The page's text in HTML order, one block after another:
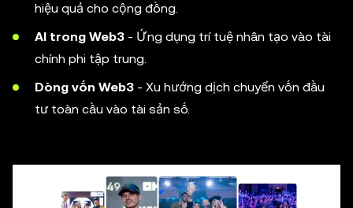
hiệu quả cho cộng đồng.
AI trong Web3 - Ứng dụng trí tuệ nhân tạo vào tài
chính phi tập trung.
Dòng vốn Web3 - Xu hướng dịch chuyển vốn đầu
tư toàn cầu vào tài sản số.